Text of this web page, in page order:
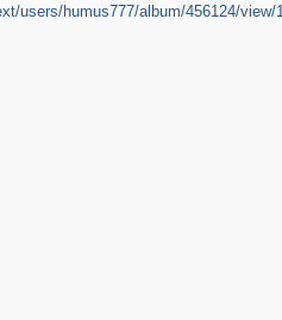
users/humus777/album/456124/view/